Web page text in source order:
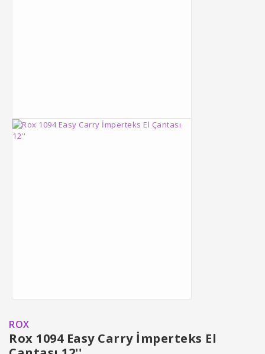
ROX
Rox 1094 Easy Carry İmperteks El